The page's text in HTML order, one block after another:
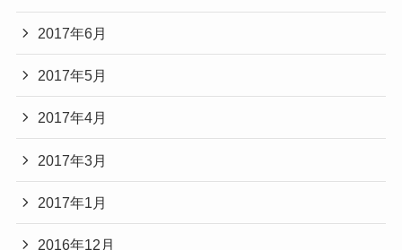
2017年6月
2017年5月
2017年4月
2017年3月
2017年1月
2016年12月